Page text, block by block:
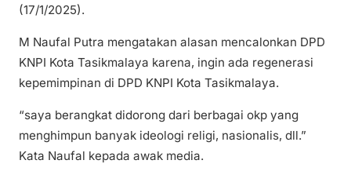
(17/1/2025).
M Naufal Putra mengatakan alasan mencalonkan DPD
KNPI Kota Tasikmalaya karena, ingin ada regenerasi
kepemimpinan di DPD KNPI Kota Tasikmalaya.
“saya berangkat didorong dari berbagai okp yang
menghimpun banyak ideologi religi, nasionalis, dll.”
Kata Naufal kepada awak media.